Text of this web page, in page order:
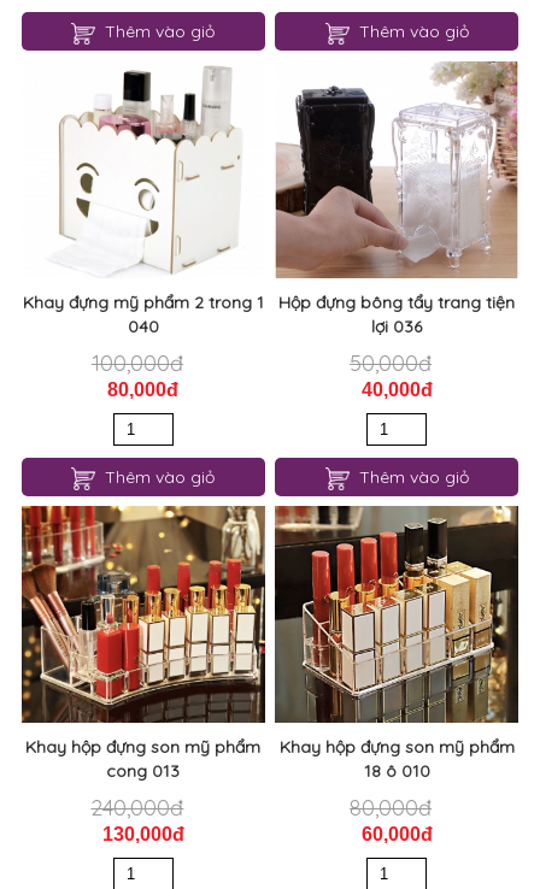
Thêm vào giỏ Thêm vào giỏ
Khay đựng mỹ phẩm 2 trong 1
040
100,000đ
80,000đ
Thêm vào giỏ
Hộp đựng bông tẩy trang tiện
lợi 036
50,000đ
40,000đ
Thêm vào giỏ
Khay hộp đựng son mỹ phẩm
cong 013
240,000đ
130,000đ
Khay hộp đựng son mỹ phẩm
18 ô 010
80,000đ
60,000đ